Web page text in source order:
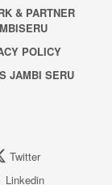
& PARTNER
POLICY
JAMBI SERU
Twitter
Linkedin